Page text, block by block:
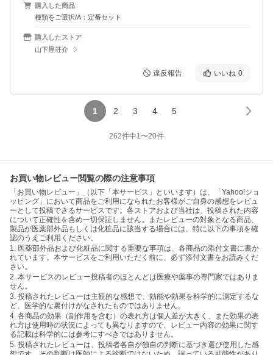
購入した商品
種類をご選択/A：定番セット
購入したストア
山下屋荘介
違反報告 いいね 0
1 2 3 4 5
262件中1〜20件
お買い物レビュー閲覧の際の注意事項
「お買い物レビュー」（以下「本サービス」といいます）は、「Yahoo!ショ
ッピング」において商品をご利用になられたお客様がご自身の感想をレビュ
ーとして投稿できるサービスです。各ストアおよび当社は、投稿された内容
について正確性を含め一切保証しません。またレビューの対象となる商品、
製品が医薬部外品もしくは化粧品に該当する場合には、特に以下の事項を確
認のうえご利用ください。
1. 医薬部外品および化粧品に関する重要な事項は、各商品の添付文書に書か
れています。本サービスをご利用いただく前に、必ず添付文書をお読みくだ
さい。
2. 本サービスのレビュー投稿者のほとんどは医療や薬事の専門家ではありま
せん。
3. 投稿されたレビューは主観的な感想で、効能や効果を科学的に測定するな
ど、医学的な裏付けがなされたものではありません。
4. 各商品の効果（副作用を含む）の表れ方は個人差が大きく、また効果の表
れ方は使用時の状況によっても異なりますので、レビュー内容の効果に関す
る記載は科学的には参考にすべきではありません。
5. 投稿されたレビューは、投稿者各自が独自の判断に基づき選び使用した感